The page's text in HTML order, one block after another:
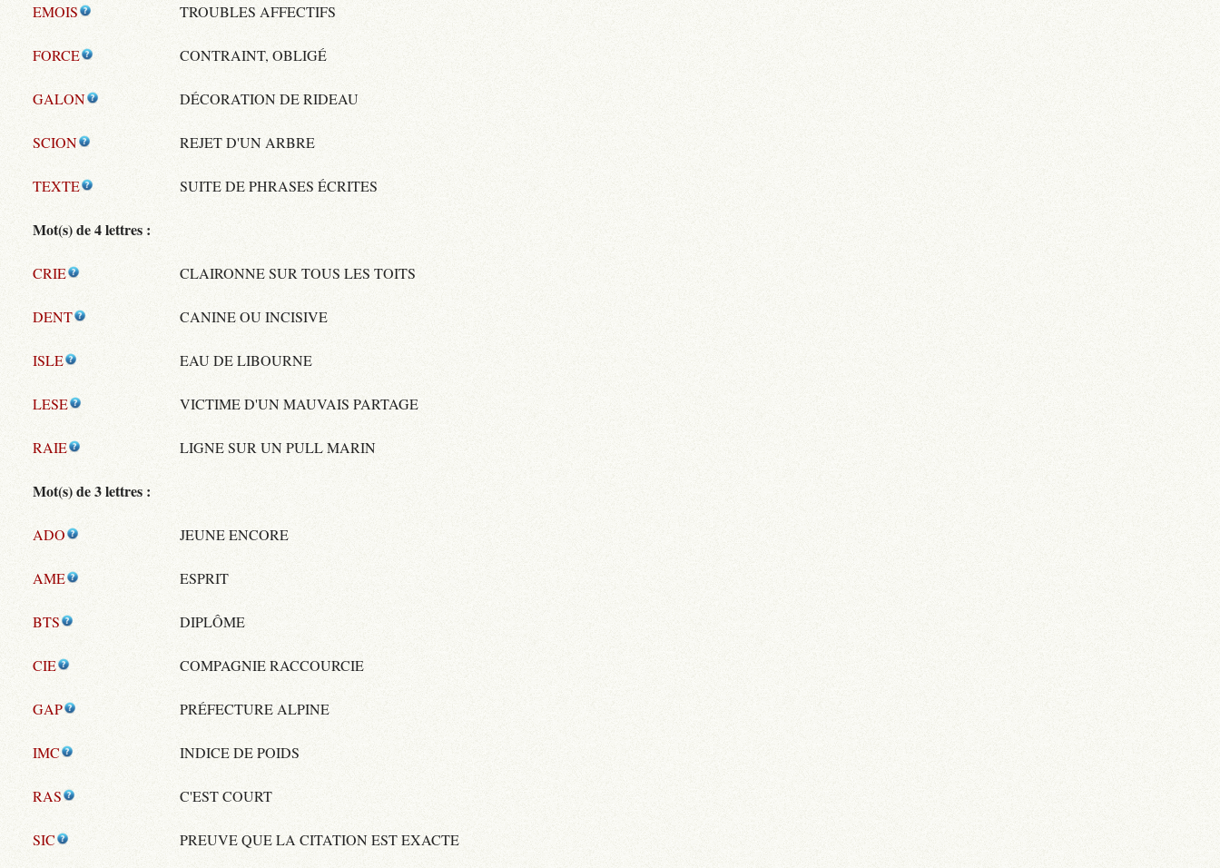
EMOIS TROUBLES AFFECTIFS
FORCE CONTRAINT, OBLIGÉ
GALON DÉCORATION DE RIDEAU
SCION REJET D'UN ARBRE
TEXTE SUITE DE PHRASES ÉCRITES
Mot(s) de 4 lettres :
CRIE CLAIRONNE SUR TOUS LES TOITS
DENT CANINE OU INCISIVE
ISLE EAU DE LIBOURNE
LESE VICTIME D'UN MAUVAIS PARTAGE
RAIE LIGNE SUR UN PULL MARIN
Mot(s) de 3 lettres :
ADO JEUNE ENCORE
AME ESPRIT
BTS DIPLÔME
CIE COMPAGNIE RACCOURCIE
GAP PRÉFECTURE ALPINE
IMC INDICE DE POIDS
RAS C'EST COURT
SIC PREUVE QUE LA CITATION EST EXACTE